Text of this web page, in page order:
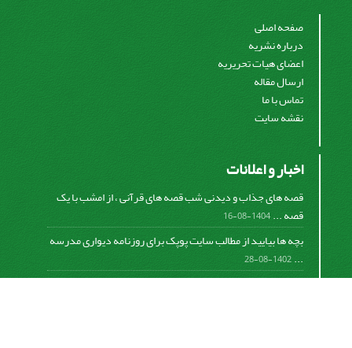
صفحه اصلی
درباره نشریه
اعضای هیات تحریریه
ارسال مقاله
تماس با ما
نقشه سایت
اخبار و اعلانات
قصه های جذاب و دیدنی شب قصه های قرآنی ، از امشب با یک
قصه ...1404-08-16
بچه ها بیایید از مطالب سایت پوپک برای روزنامه دیواری مدرسه
...
1402-08-28